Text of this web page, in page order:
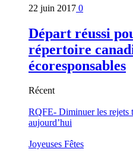
22 juin 2017 0
Départ réussi
répertoire
écoresponsables
Récent
RQFE- Diminuer les rejets
aujourd’hui
Joyeuses Fêtes